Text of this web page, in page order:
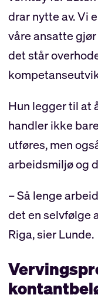
drar nytte av. Vi
våre ansatte
det står
Hun legger til at
handler ikke
utføres, men
arbeidsmiljø og
– Så lenge
det en selvfølge
Riga, sier Lunde.